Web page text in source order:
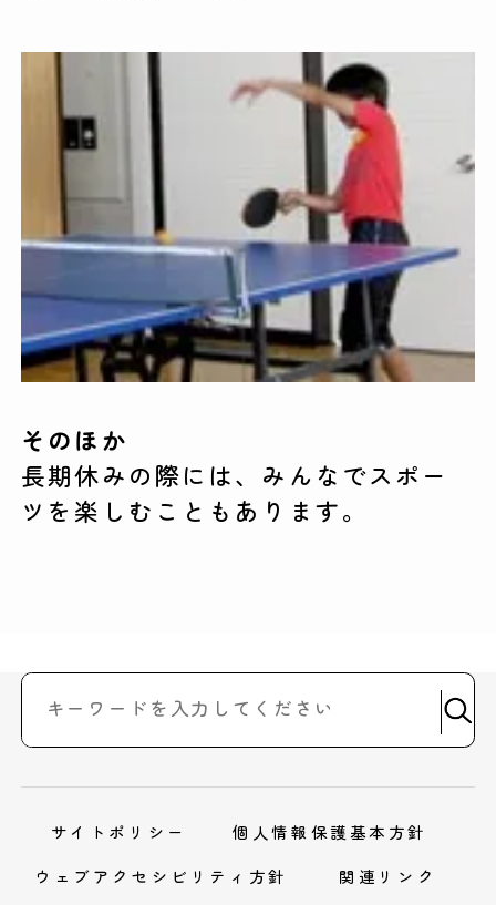
そのほか
長期休みの際には、みんなでスポー
ツを楽しむこともあります。
サイトポリシー
個人情報保護基本方針
ウェブアクセシビリティ方針
関連リンク